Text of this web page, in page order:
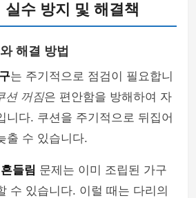
실수 방지 및 해결책
해결 방법
는 주기적으로 점검이 필요합니
션 꺼짐은 편안함을 방해하여 자
니다. 쿠션을 주기적으로 뒤집어
출 수 있습니다.
들림 문제는 이미 조립된 가구
수 있습니다. 이럴 때는 다리의